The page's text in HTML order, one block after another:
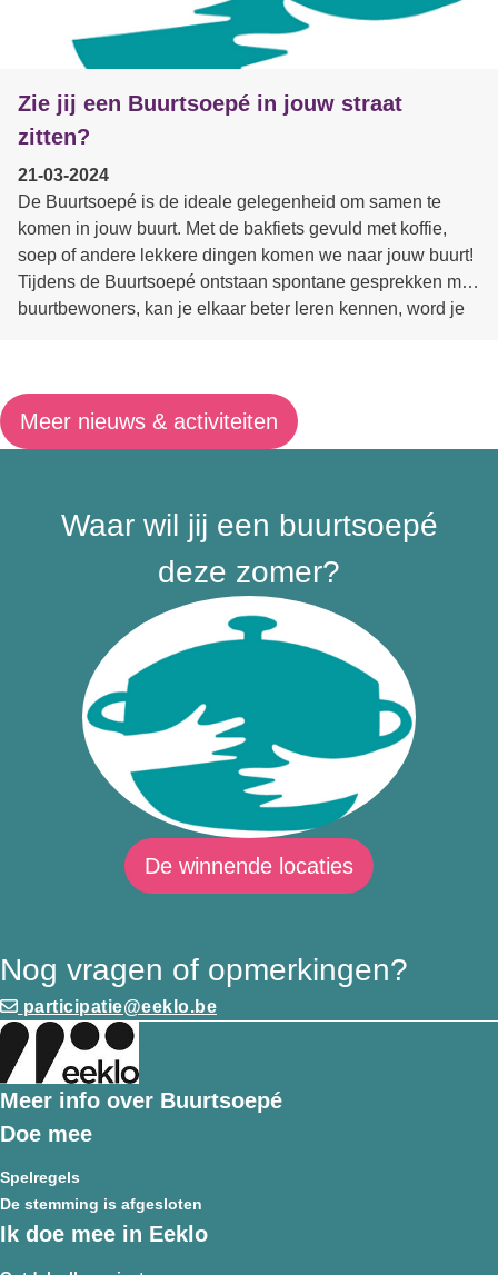
Zie jij een Buurtsoepé in jouw straat
zitten?
21-03-2024
De Buurtsoepé is de ideale gelegenheid om samen te
komen in jouw buurt. Met de bakfiets gevuld met koffie,
soep of andere lekkere dingen komen we naar jouw buurt!
Tijdens de Buurtsoepé ontstaan spontane gesprekken met
buurtbewoners, kan je elkaar beter leren kennen, word je
september.
Meer nieuws & activiteiten
Waar wil jij een buurtsoepé
deze zomer?
De winnende locaties
Nog vragen of opmerkingen?
participatie@eeklo.be
Meer info over Buurtsoepé
Doe mee
Spelregels
De stemming is afgesloten
Ik doe mee in Eeklo